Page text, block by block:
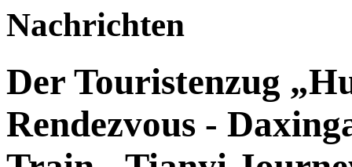
Nachrichten
Der Touristenzug
Rendezvous -